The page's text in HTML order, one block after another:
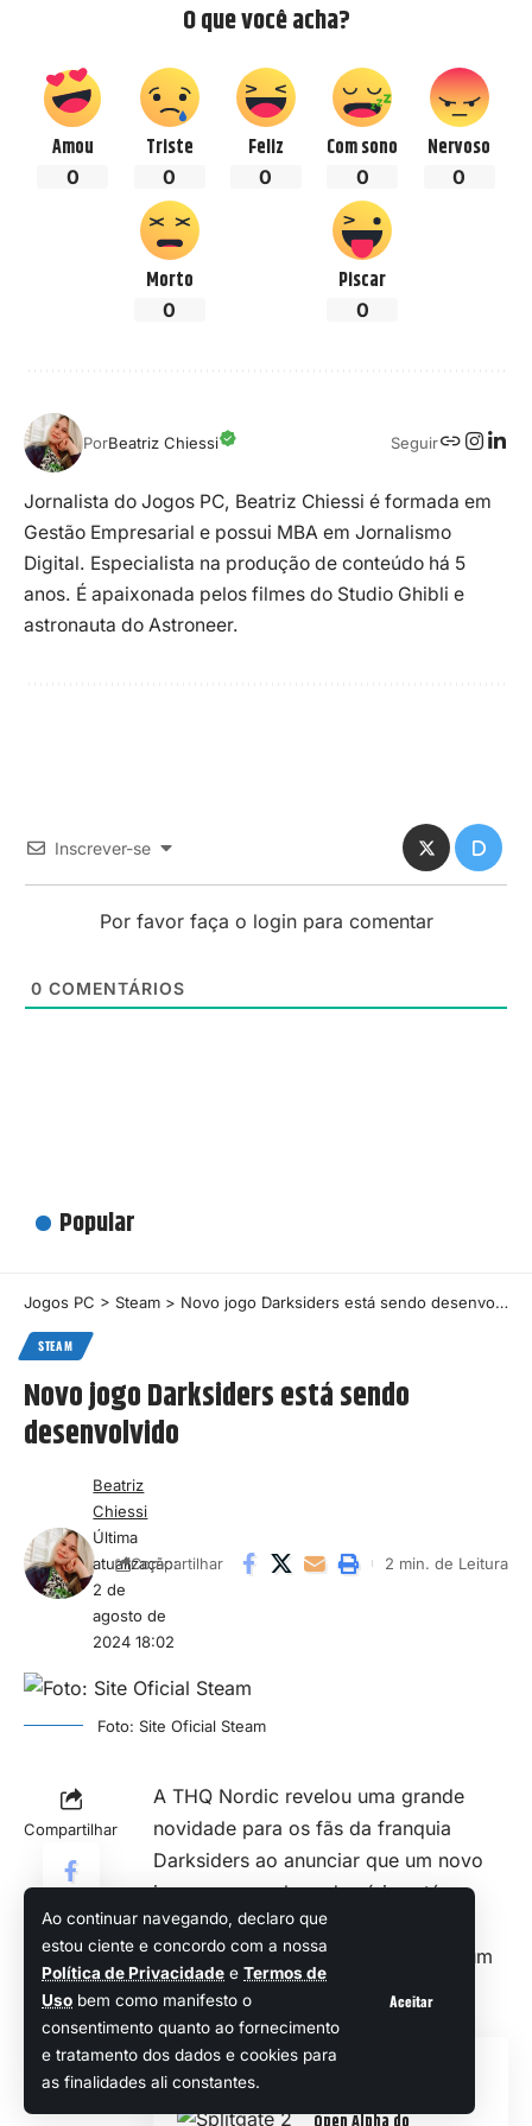
Ao continuar navegando, declaro que
estou ciente e concordo com a nossa
Política de Privacidade e Termos de
Uso bem como manifesto o
consentimento quanto ao fornecimento
e tratamento dos dados e cookies para
as finalidades ali constantes.
Aceitar
O que você acha?
Amou
0
Triste
0
Feliz
0
Com sono
0
Nervoso
0
Morto
0
Piscar
0
PorBeatriz Chiessi Seguir
Jornalista do Jogos PC, Beatriz Chiessi é formada em
Gestão Empresarial e possui MBA em Jornalismo
Digital. Especialista na produção de conteúdo há 5
anos. É apaixonada pelos filmes do Studio Ghibli e
astronauta do Astroneer.
Inscrever-se
Por favor faça o login para comentar
0 COMENTÁRIOS
Popular
Jogos PC > Steam > Novo jogo Darksiders está sendo desenvolvido
STEAM
Novo jogo Darksiders está sendo
desenvolvido
Última
atualização:
2 de
agosto de
2024 18:02
Beatriz
Chiessi
Compartilhar 2 min. de Leitura
Foto: Site Oficial Steam
Compartilhar
A THQ Nordic revelou uma grande
novidade para os fãs da franquia
Darksiders ao anunciar que um novo
jogo para a aclamada série está em
desenvolvimento.
Embora o projeto ainda não tenha um
título definitivo, a expectativa já é
grande entre os jogadores.
Veja Também